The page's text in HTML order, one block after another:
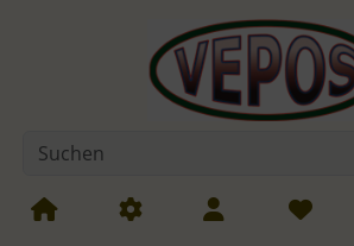
Sprungnavigation
Springe zum Inhalt Springe zur